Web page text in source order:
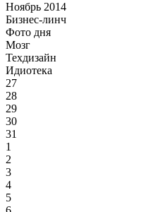
Ноябрь 2014
Бизнес-линч
Фото дня
Мозг
Техдизайн
Идиотека
27
28
29
30
31
1
2
3
4
5